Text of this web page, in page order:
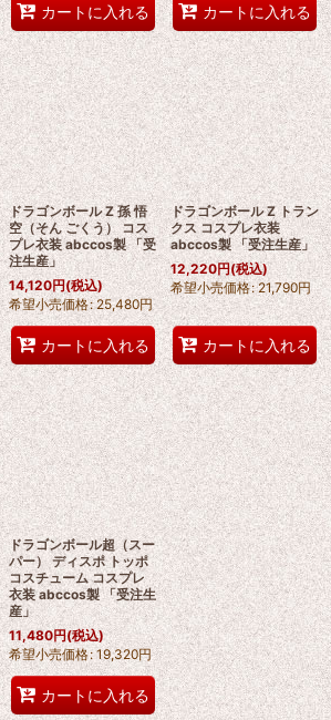
カートに入れる カートに入れる
ドラゴンボール Z 孫 悟
空（そん ごくう） コス
プレ衣装 abccos製 「受
注生産」
14,120円(税込)
希望小売価格: 25,480円
カートに入れる
ドラゴンボール Z トラン
クス コスプレ衣装
abccos製 「受注生産」
12,220円(税込)
希望小売価格: 21,790円
カートに入れる
ドラゴンボール超（スー
パー） ディスポ トッポ
コスチューム コスプレ
衣装 abccos製 「受注生
産」
11,480円(税込)
希望小売価格: 19,320円
カートに入れる